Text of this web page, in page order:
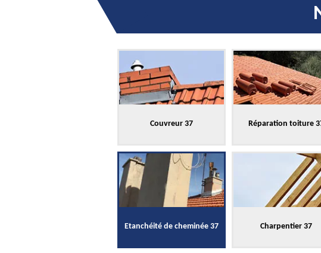
Couvreur 37 Réparation toiture
Etanchéité de cheminée 37 Charpentier 37